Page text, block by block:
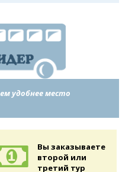
удобнее место
Вы заказываете
второй или
третий тур